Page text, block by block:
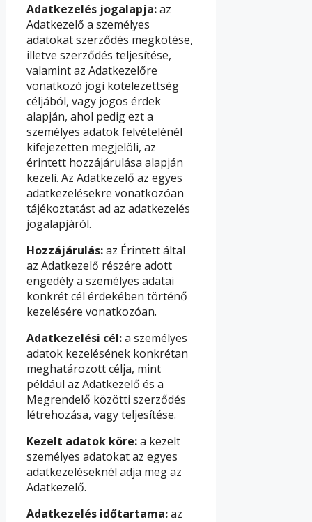
Adatkezelés jogalapja:az
Adatkezelő a személyes
adatokat szerződés megkötése,
illetve szerződés teljesítése,
valamint az Adatkezelőre
vonatkozó jogi kötelezettség
céljából, vagy jogos érdek
alapján, ahol pedig ezt a
személyes adatok felvételénél
kifejezetten megjelöli, az
érintett hozzájárulása alapján
kezeli. Az Adatkezelő az egyes
adatkezelésekre vonatkozóan
tájékoztatást ad az adatkezelés
jogalapjáról.
Hozzájárulás:az Érintett által
az Adatkezelő részére adott
engedély a személyes adatai
konkrét cél érdekében történő
kezelésére vonatkozóan.
Adatkezelési cél:a személyes
adatok kezelésének konkrétan
meghatározott célja, mint
például az Adatkezelő és a
Megrendelő közötti szerződés
létrehozása, vagy teljesítése.
Kezelt adatok köre:a kezelt
személyes adatokat az egyes
adatkezeléseknél adja meg az
Adatkezelő.
Adatkezelés időtartama:az